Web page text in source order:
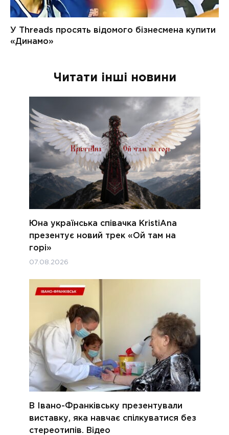
Читати інші новини
Юна українська співачка KristiAna
презентує новий трек «Ой там на
горі»
07.08.2026
В Івано-Франківську презентували
виставку, яка навчає спілкуватися без
стереотипів. Відео